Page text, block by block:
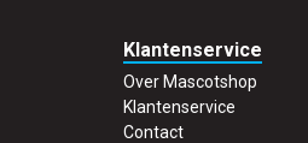
Klantenservice
Over Mascotshop
Klantenservice
Contact